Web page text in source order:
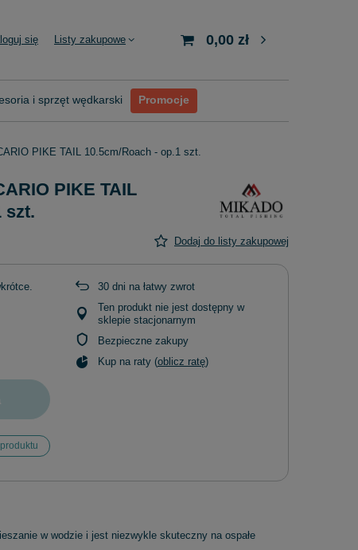
się Listy zakupowe 0,00 zł
i sprzęt wędkarski Promocje
PIKE TAIL 10.5cm/Roach - op.1 szt.
PIKE TAIL
szt.
Dodaj do listy zakupowej
30 dni na łatwy zwrot
Ten produkt nie jest dostępny w
sklepie stacjonarnym
Bezpieczne zakupy
Kup na raty (oblicz ratę)
w wodzie i jest niezwykle skuteczny na ospałe